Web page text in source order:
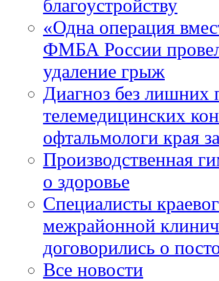
благоустройству
«Одна операция
ФМБА России
удаление грыж
Диагноз без лишних
телемедицинских
офтальмологи края
Производственная
о здоровье
Специалисты
межрайонной
договорились о
Все новости